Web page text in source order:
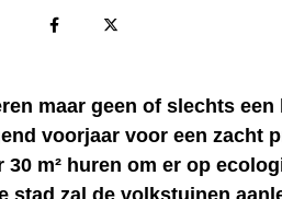
maar geen of slechts een
voorjaar voor een zacht
m² huren om er op